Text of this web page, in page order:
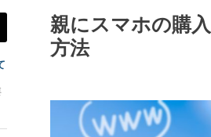
親にスマホの購
方法